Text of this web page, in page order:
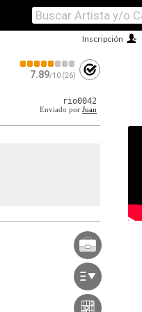
Inscripción
7.89/10 (26)
rio0042
Enviado por Juan